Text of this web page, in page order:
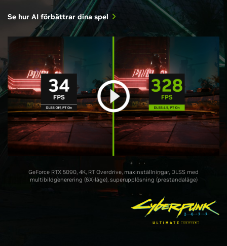
Se hur AI förbättrar dina spel
GeForce RTX 5090, 4K, RT Overdrive, maxinställningar, DLSS med
multibildgenerering (6X-läge), superupplösning (prestandaläge)